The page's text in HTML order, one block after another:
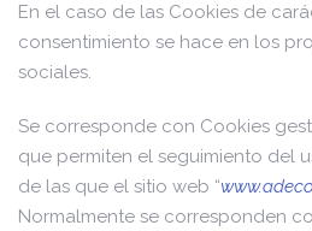
En el caso de las Cookies de
consentimiento se hace en los
sociales.
Se corresponde con Cookies
que permiten el seguimiento del
de las que el sitio web “
Normalmente se corresponden